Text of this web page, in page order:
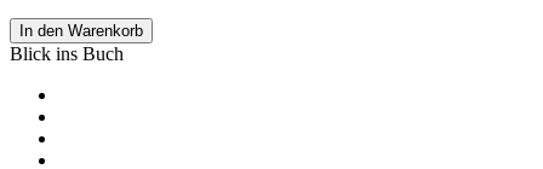
In den Warenkorb
Blick ins Buch